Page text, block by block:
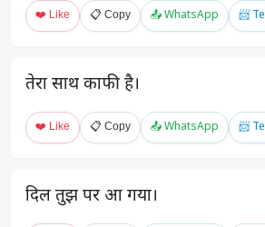
❤️ Like 📋 Copy 📤 WhatsApp 📨
तेरा साथ काफी है।
❤️ Like 📋 Copy 📤 WhatsApp 📨
दिल तुझ पर आ गया।